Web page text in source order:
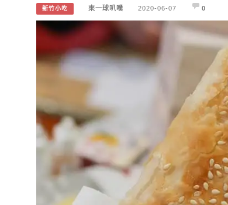
新竹小吃 來一球叭噗 2020-06-07 0